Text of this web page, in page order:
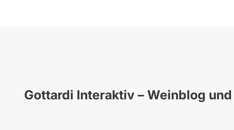
Gottardi Interaktiv – Weinblog